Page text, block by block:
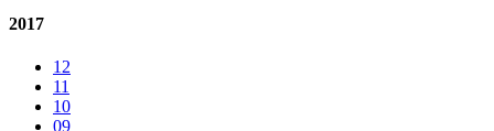
2017
12
11
10
09